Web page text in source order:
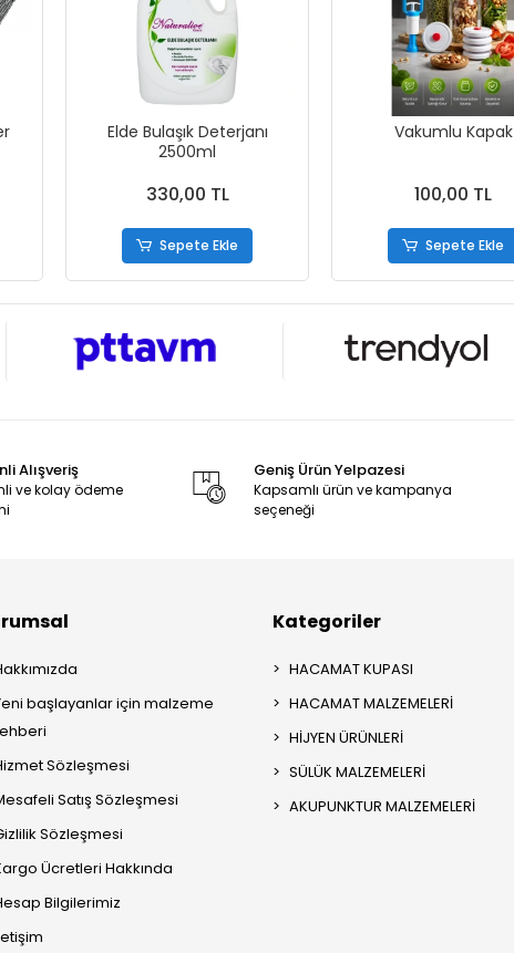
Elde Bulaşık Deterjanı
2500ml
330,00 TL
Sepete Ekle
Vakumlu Kapak
100,00 TL
Sepete Ekle
Alışveriş
ve kolay ödeme
Geniş Ürün Yelpazesi
Kapsamlı ürün ve kampanya
seçeneği
başlayanlar için malzeme
Sözleşmesi
Satış Sözleşmesi
Sözleşmesi
Ücretleri Hakkında
Bilgilerimiz
Kategoriler
HACAMAT KUPASI
HACAMAT MALZEMELERİ
HİJYEN ÜRÜNLERİ
SÜLÜK MALZEMELERİ
AKUPUNKTUR MALZEMELERİ